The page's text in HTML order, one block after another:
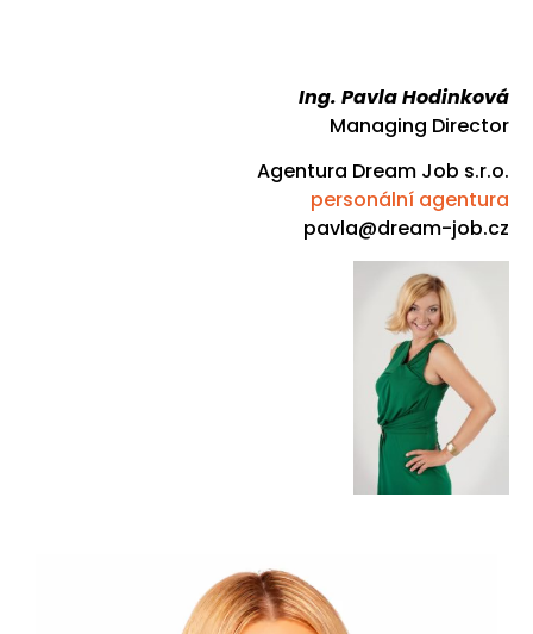
Ing. Pavla Hodinková
Managing Director
Agentura Dream Job s.r.o.
personální agentura
pavla@dream-job.cz